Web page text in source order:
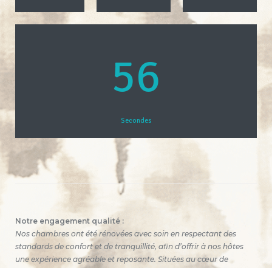
55
Secondes
Notre engagement qualité :
Nos chambres ont été rénovées avec soin en respectant des
standards de confort et de tranquillité, afin d’offrir à nos hôtes
une expérience agréable et reposante. Situées au cœur de